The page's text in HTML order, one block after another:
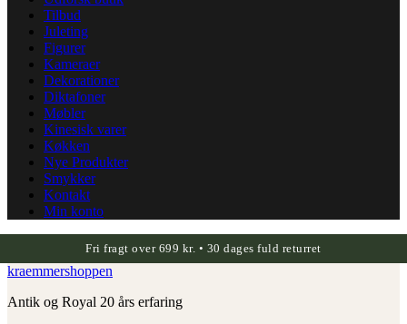
Tilbud
Juleting
Figurer
Kameraer
Dekorationer
Diktafoner
Møbler
Kinesisk varer
Køkken
Nye Produkter
Smykker
Kontakt
Min konto
Fri fragt over 699 kr. • 30 dages fuld returret
kraemmershoppen
Antik og Royal 20 års erfaring